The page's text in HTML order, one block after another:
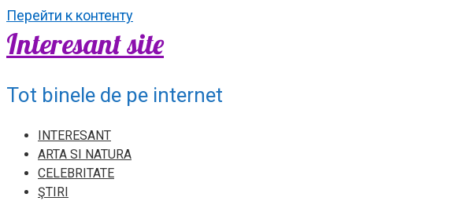
Перейти к контенту
Interesant site
Tot binele de pe internet
INTERESANT
ARTA SI NATURA
CELEBRITATE
ŞTIRI